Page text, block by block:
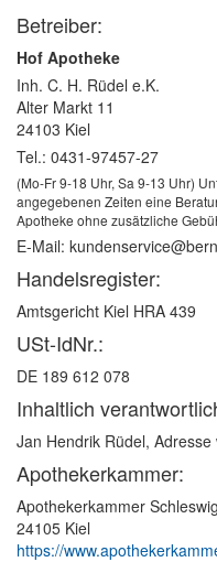
Betreiber:
Hof Apotheke
Inh. C. H. Rüdel e.K.
Alter Markt 11
24103 Kiel
Tel.: 0431-97457-27
(Mo-Fr 9-18 Uhr, Sa 9-13 Uhr)
angegebenen Zeiten eine
Apotheke ohne zusätzliche
E-Mail:
Handelsregister:
Amtsgericht Kiel HRA 439
USt-IdNr.:
DE 189 612 078
Inhaltlich
Jan Hendrik Rüdel, Adresse
Apotheker­kammer:
Apothekerkammer
24105 Kiel
https://